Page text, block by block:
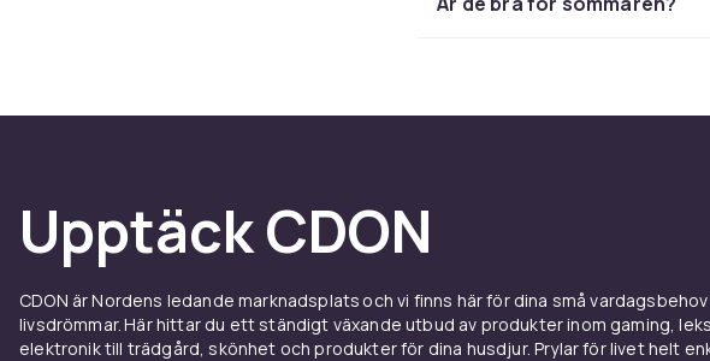
Upptäck CDON
CDON är Nordens ledande marknadsplats och vi finns här för dina små
livsdrömmar. Här hittar du ett ständigt växande utbud av produkter inom gaming,
elektronik till trädgård, skönhet och produkter för dina husdjur. Prylar för livet helt